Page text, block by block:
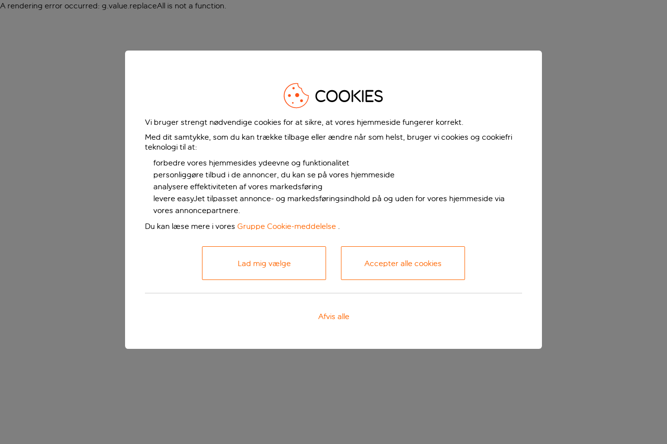
A rendering error occurred: g.value.replaceAll is not a function.
COOKIES
Vi bruger strengt nødvendige cookies for at sikre, at vores hjemmeside fungerer korrekt.
Med dit samtykke, som du kan trække tilbage eller ændre når som helst, bruger vi cookies og cookiefri
teknologi til at:
forbedre vores hjemmesides ydeevne og funktionalitet
personliggøre tilbud i de annoncer, du kan se på vores hjemmeside
analysere effektiviteten af vores markedsføring
levere easyJet tilpasset annonce- og markedsføringsindhold på og uden for vores hjemmeside via
vores annoncepartnere.
Du kan læse mere i vores Gruppe Cookie-meddelelse .
Lad mig vælge Accepter alle cookies
Afvis alle